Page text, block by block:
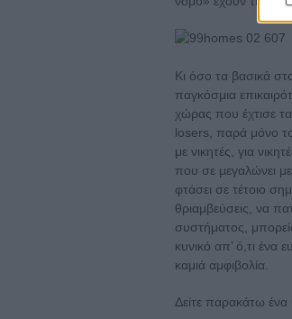
Κι όσο τα βασικά
παγκόσμια
χώρας που έχτισε
losers, παρά μόνο
με νικητές, για
που σε μεγαλώνει
φτάσει σε τέτοιο
θριαμβεύσεις, να
συστήματος, μπορείς
κυνικό απ’ ό,τι
καμιά αμφιβολία.
Δείτε παρακάτω